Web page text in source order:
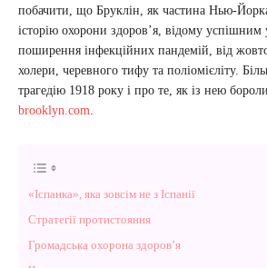
побачити, що Бруклін, як частина Нью-
історію охорони здоров’я, відому успішним
поширення інфекційних пандемій​,​ від
холери​,​ черевного тифу​ та поліомієліту​.​
трагедію 1918 року і про те, як із нею
brooklyn.com.
«Іспанка», яка зовсім не з Іспанії
Стратегії протистояння
Громадська охорона здоров’я